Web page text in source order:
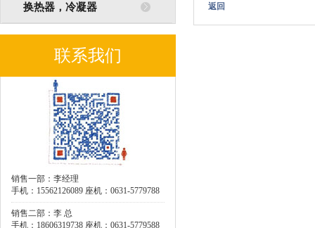
换热器，冷凝器
联系我们
销售一部：李经理
手机：15562126089 座机：0631-5779788
销售二部：李 总
手机：18606319738 座机：0631-5779588
返回